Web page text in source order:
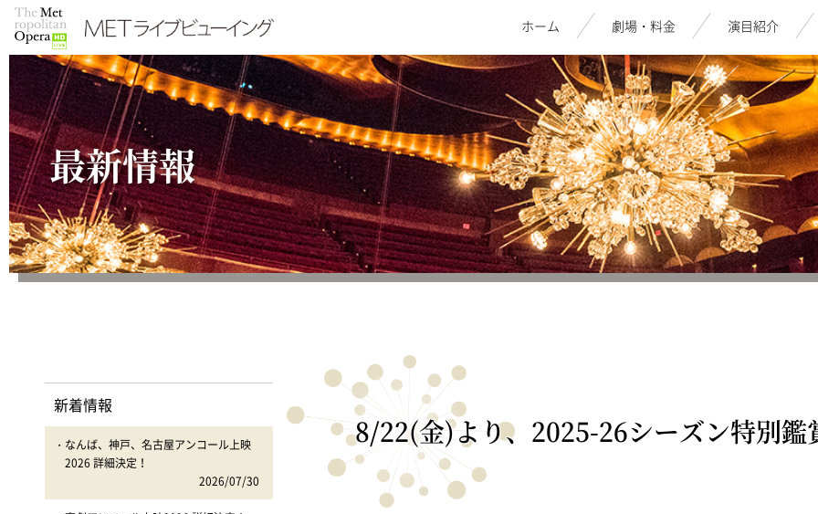
ホーム 劇場・料金 演目紹介
最新情報
8/22(金)より、2025-26シーズン特別鑑
新着情報
なんば、神戸、名古屋アンコール上映
2026 詳細決定！
2026/07/30